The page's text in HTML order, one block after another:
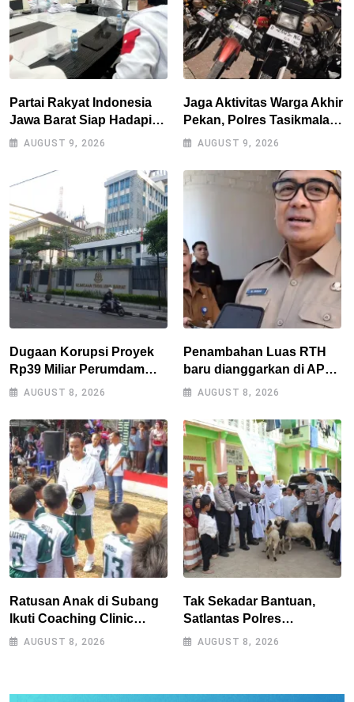
Partai Rakyat Indonesia
Jawa Barat Siap Hadapi
Pemilu 2029
AUGUST 9, 2026
Jaga Aktivitas Warga Akhir
Pekan, Polres Tasikmalaya
Gencarkan Patroli Blue
AUGUST 9, 2026
Dugaan Korupsi Proyek
Rp39 Miliar Perumdam
Tirta Darma Ayu Disorot,
Jabar Supervisi
AUGUST 8, 2026
Penambahan Luas RTH
baru dianggarkan di APBD
2027, Walikota tidak
AUGUST 8, 2026
Ratusan Anak di Subang
Ikuti Coaching Clinic
Bersama Legenda Persib
AUGUST 8, 2026
Tak Sekadar Bantuan,
Satlantas Polres
Tasikmalaya Dorong
AUGUST 8, 2026